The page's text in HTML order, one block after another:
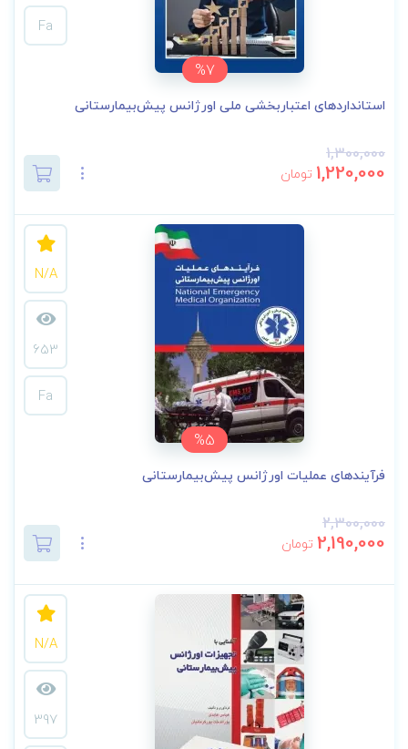
%7
Fa
استانداردهای اعتباربخشی ملی اورژانس پیش‌بیمارستانی
1,300,000
1,220,000 تومان
%5
N/A
653
Fa
فرآیندهای عملیات اورژانس پیش‌بیمارستانی
2,300,000
2,190,000 تومان
N/A
397